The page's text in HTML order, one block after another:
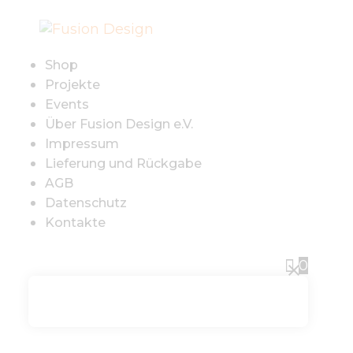
Shop
Projekte
Events
Über Fusion Design e.V.
Impressum
Lieferung und Rückgabe
AGB
Datenschutz
Kontakte
0
SHOP
PROJEKTE
EVENTS
ÜBER FUSION
DESIGN E.V.